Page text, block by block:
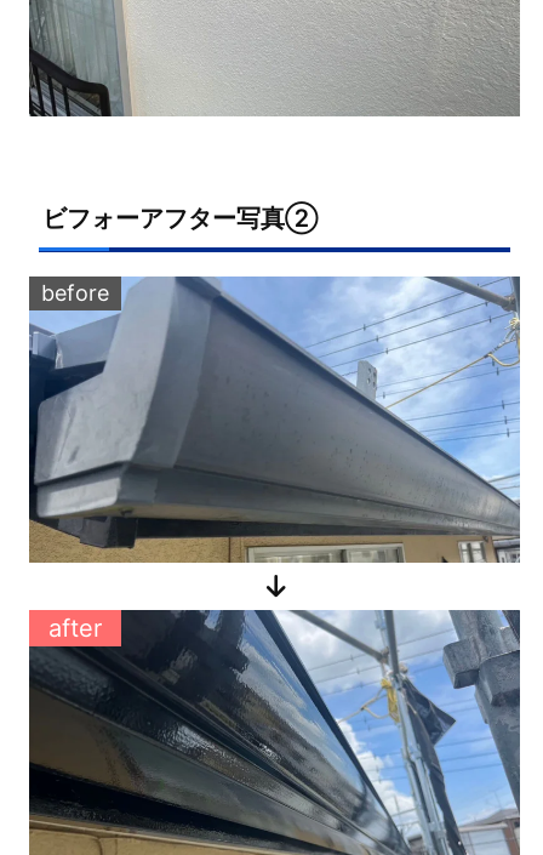
ビフォーアフター写真②
before
after